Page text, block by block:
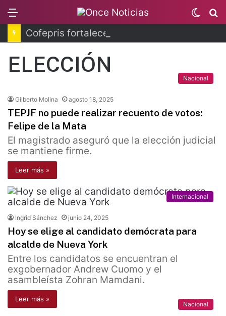
Switch
skin
ELECCIÓN
Nacional
Gilberto Molina agosto 18, 2025
TEPJF no puede realizar recuento de votos:
Felipe de la Mata
El magistrado aseguró que la elección judicial
se mantiene firme.
Leer más »
Internacional
Ingrid Sánchez junio 24, 2025
Hoy se elige al candidato demócrata para
alcalde de Nueva York
Entre los candidatos se encuentran el
exgobernador Andrew Cuomo y el
asambleísta Zohran Mamdani.
Leer más »
Nacional